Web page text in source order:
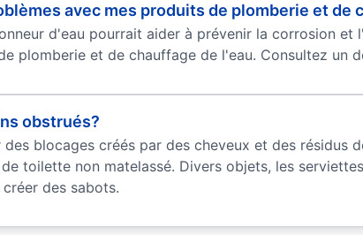
avec mes produits de plomberie et de
d'eau pourrait aider à prévenir la corrosion
plomberie et de chauffage de l'eau. Consultez un
obstrués?
blocages créés par des cheveux et des résidus
toilette non matelassé. Divers objets, les
des sabots.